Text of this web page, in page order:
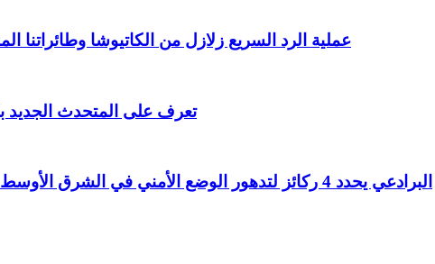
عملية الرد السريع زلازل من الكاتيوشا
تعرف على المتحدث الجديد
البرادعي يحدد 4 ركائز لتدهور الوضع الأمني في الشرق الأوسط المنطقة تنزلق نحو المجهول